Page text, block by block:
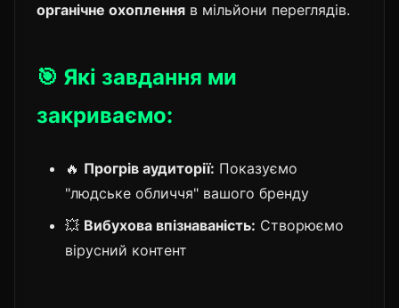
органічне охоплення в мільйони переглядів.
🎯 Які завдання ми
закриваємо:
🔥 Прогрів аудиторії: Показуємо
"людське обличчя" вашого бренду
💥 Вибухова впізнаваність: Створюємо
вірусний контент